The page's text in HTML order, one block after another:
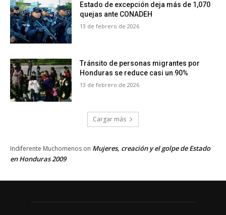
Estado de excepción deja más de 1,070
quejas ante CONADEH
13 de febrero de 2026
Tránsito de personas migrantes por
Honduras se reduce casi un 90%
13 de febrero de 2026
Cargar más
Indiferente Muchomenos on Mujeres, creación y el golpe de Estado
en Honduras 2009